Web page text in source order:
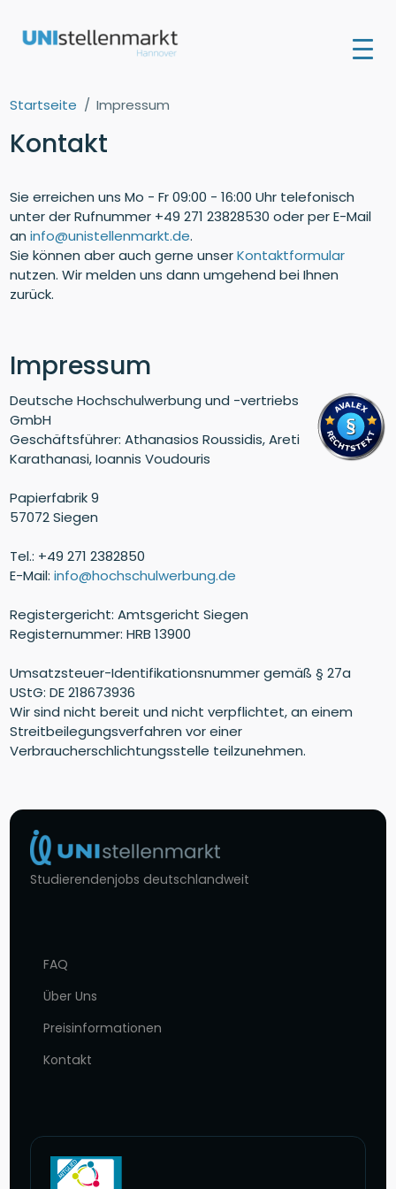
Startseite Impressum
Kontakt
Sie erreichen uns Mo - Fr 09:00 - 16:00 Uhr telefonisch
unter der Rufnummer +49 271 23828530 oder per E-Mail
aninfo@unistellenmarkt.de.
Sie können aber auch gerne unserKontaktformular
nutzen. Wir melden uns dann umgehend bei Ihnen
zurück.
Impressum
Deutsche Hochschulwerbung und -vertriebs
GmbH
Geschäftsführer: Athanasios Roussidis, Areti
Karathanasi, Ioannis Voudouris
Papierfabrik 9
57072 Siegen
Tel.: +49 271 2382850
E-Mail:info@hochschulwerbung.de
Registergericht: Amtsgericht Siegen
Registernummer: HRB 13900
Umsatzsteuer-Identifikationsnummer gemäß § 27a
UStG: DE 218673936
Wir sind nicht bereit und nicht verpflichtet, an einem
Streitbeilegungsverfahren vor einer
Verbraucherschlichtungsstelle teilzunehmen.
Studierendenjobs deutschlandweit
FAQ
Über Uns
Preisinformationen
Kontakt